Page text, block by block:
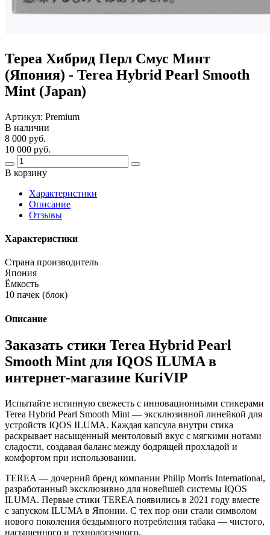
Тереа Хибрид Перл Смус Минт
(Япония) - Terea Hybrid Pearl Smooth
Mint (Japan)
Артикул: Premium
В наличии
8 000 руб.
10 000 руб.
В корзину
Харaктеристики
Описание
Отзывы
Характеристики
Страна производитель
Япония
Ёмкость
10 пачек (блок)
Описание
Заказать стики Terea Hybrid Pearl
Smooth Mint для IQOS ILUMA в
интернет-магазине КuriVIP
Испытайте истинную свежесть с инновационными стикерами
Terea Hybrid Pearl Smooth Mint — эксклюзивной линейкой для
устройств IQOS ILUMA. Каждая капсула внутри стика
раскрывает насыщенный ментоловый вкус с мягкими нотами
сладости, создавая баланс между бодрящей прохладой и
комфортом при использовании.
TEREA — дочерний бренд компании Philip Morris International,
разработанный эксклюзивно для новейшей системы IQOS
ILUMA. Первые стики TEREA появились в 2021 году вместе
с запуском ILUMA в Японии. С тех пор они стали символом
нового поколения бездымного потребления табака — чистого,
насыщенного и технологичного.